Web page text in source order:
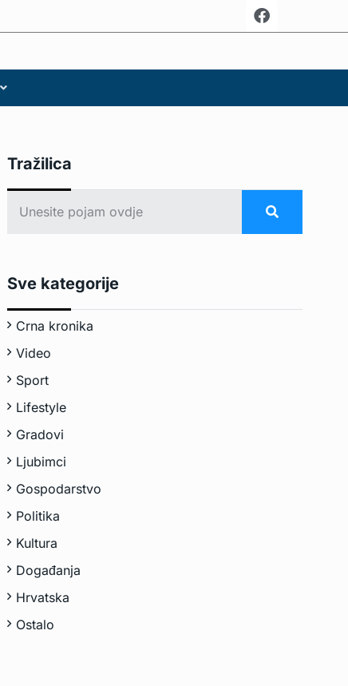
Tražilica
Sve kategorije
Crna kronika
Video
Sport
Lifestyle
Gradovi
Ljubimci
Gospodarstvo
Politika
Kultura
Događanja
Hrvatska
Ostalo